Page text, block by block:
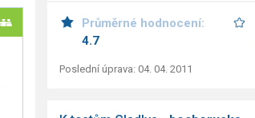
Průměrné hodnocení:
4.7
Poslední úprava: 04. 04. 2011